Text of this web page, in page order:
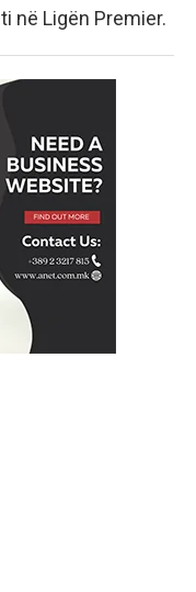
në Ligën Premier.